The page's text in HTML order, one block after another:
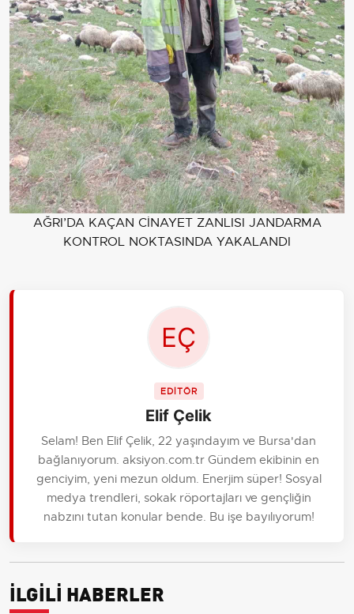
AĞRI’DA KAÇAN CİNAYET ZANLISI JANDARMA
KONTROL NOKTASINDA YAKALANDI
EDİTÖR
Elif Çelik
Selam! Ben Elif Çelik, 22 yaşındayım ve Bursa'dan
bağlanıyorum. aksiyon.com.tr Gündem ekibinin en
genciyim, yeni mezun oldum. Enerjim süper! Sosyal
medya trendleri, sokak röportajları ve gençliğin
nabzını tutan konular bende. Bu işe bayılıyorum!
İLGİLİ HABERLER